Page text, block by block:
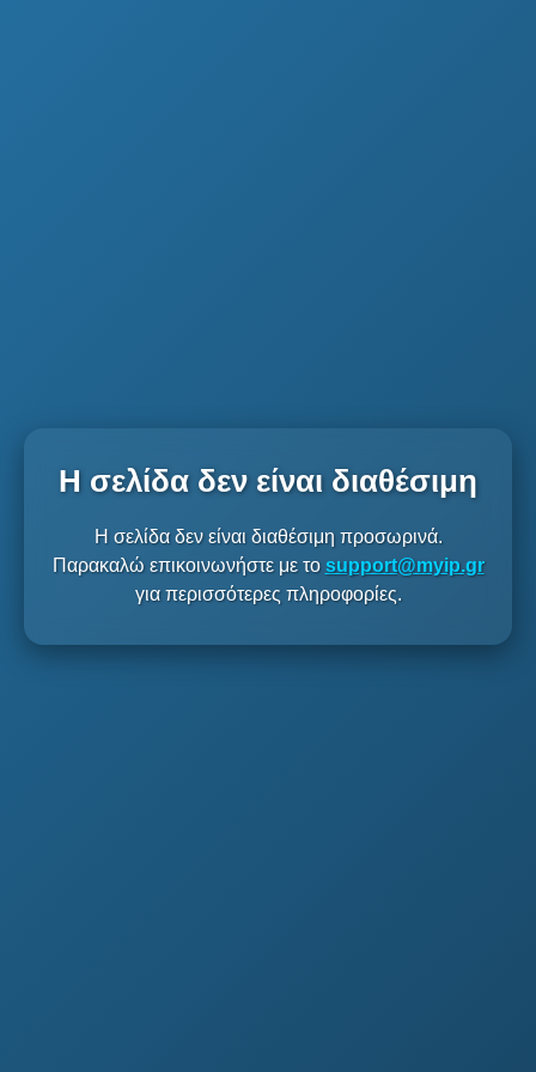
Η σελίδα δεν είναι διαθέσιμη
Η σελίδα δεν είναι διαθέσιμη προσωρινά.
Παρακαλώ επικοινωνήστε με το support@myip.gr
για περισσότερες πληροφορίες.